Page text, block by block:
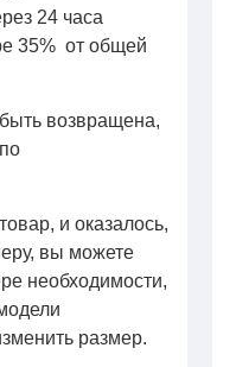
24 часа
35% от общей
возвращена,
и оказалось,
вы можете
необходимости,
размер.